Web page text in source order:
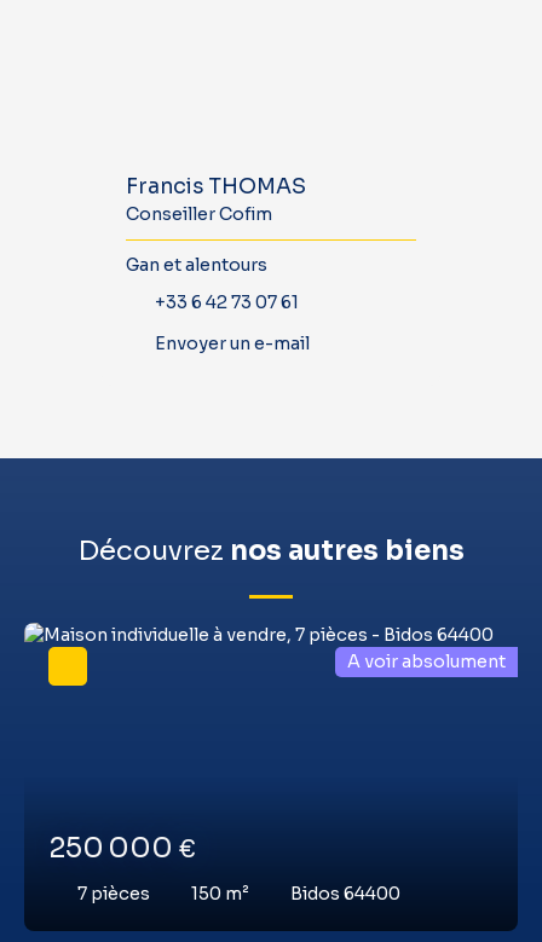
Francis THOMAS
Conseiller Cofim
Gan et alentours
+33 6 42 73 07 61
Envoyer un e-mail
Découvrez nos autres biens
250 000 €
7 pièces 150 m² Bidos 64400
A voir absolument